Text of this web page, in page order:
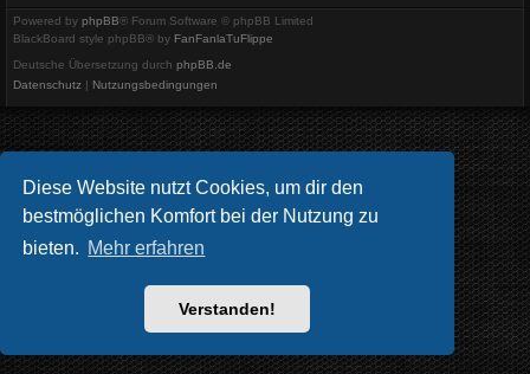
Diese Website nutzt Cookies, um dir den
bestmöglichen Komfort bei der Nutzung zu
bieten. Mehr erfahren
Verstanden!
Powered by phpBB® Forum Software © phpBB Limited
BlackBoard style phpBB® by FanFanlaTuFlippe
Deutsche Übersetzung durch phpBB.de
Datenschutz | Nutzungsbedingungen